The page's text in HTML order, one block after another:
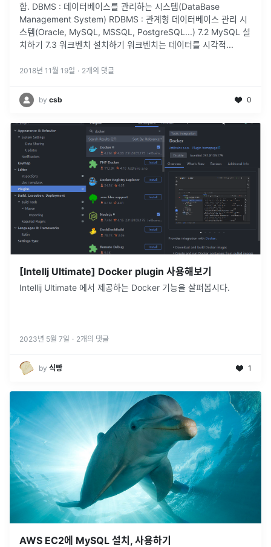
합. DBMS : 데이터베이스를 관리하는 시스템(DataBase
Management System) RDBMS : 관계형 데이터베이스 관리 시
스템(Oracle, MySQL, MSSQL, PostgreSQL...) 7.2 MySQL 설
치하기 7.3 워크벤치 설치하기 워크벤치는 데이터를 시각적...
2018년 11월 19일 · 2개의 댓글
by csb 0
[Intellj Ultimate] Docker plugin 사용해보기
Intellij Ultimate 에서 제공하는 Docker 기능을 살펴봅시다.
2023년 5월 7일 · 2개의 댓글
by 식빵 1
AWS EC2에 MySQL 설치, 사용하기